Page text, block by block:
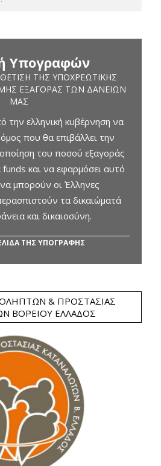
Υπογραφών
ΤΗΣ ΥΠΟΧΡΕΩΤΙΚΉΣ
ΕΞΑΓΟΡΆΣ ΤΩΝ ΔΑΝΕΊΩΝ
ΜΑΣ
την ελληνική κυβέρνηση να
που θα επιβάλλει την
του ποσού εξαγοράς
και να εφαρμόσει αυτό
μπορούν οι Έλληνες
τα δικαιώματά
και δικαιοσύνη.
ΤΗΣ ΥΠΟΓΡΑΦΗΣ
& ΠΡΟΣΤΑΣΊΑΣ
ΒΟΡΕΊΟΥ ΕΛΛΆΔΟΣ